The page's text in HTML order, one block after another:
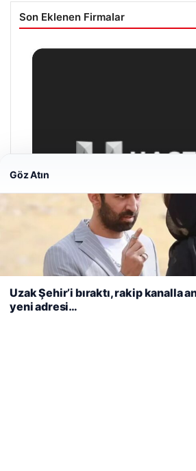
Son Eklenen Firmalar
Web sitemizi nasıl kullandığınızı daha
deneyiminizi kişiselleştirmek ve
kullanıyoruz.Çerez Politikamız
Reddet
Göz Atın
Uzak Şehir’i bıraktı, rakip kanalla
yeni adresi…